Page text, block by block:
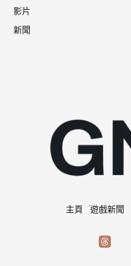
影片
新聞
主頁 遊戲新聞